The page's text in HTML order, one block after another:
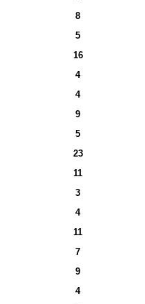
8
5
16
4
4
9
5
23
11
3
4
11
7
9
4